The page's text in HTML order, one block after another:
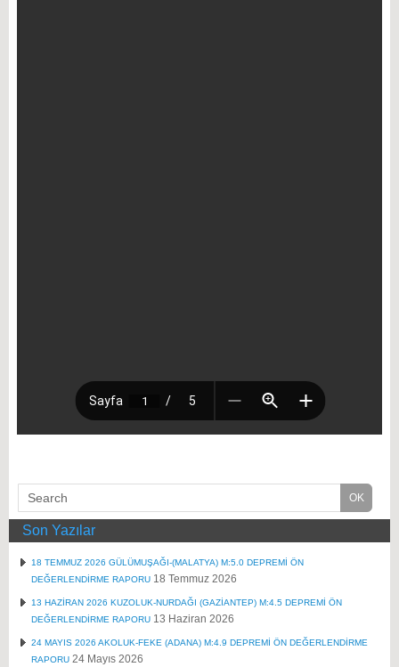
Son Yazılar
18 TEMMUZ 2026 GÜLÜMUŞAĞI-(MALATYA) M:5.0 DEPREMİ ÖN
DEĞERLENDİRME RAPORU 18 Temmuz 2026
13 HAZİRAN 2026 KUZOLUK-NURDAĞI (GAZİANTEP) M:4.5 DEPREMİ ÖN
DEĞERLENDİRME RAPORU 13 Haziran 2026
24 MAYIS 2026 AKOLUK-FEKE (ADANA) M:4.9 DEPREMİ ÖN DEĞERLENDİRME
RAPORU 24 Mayıs 2026